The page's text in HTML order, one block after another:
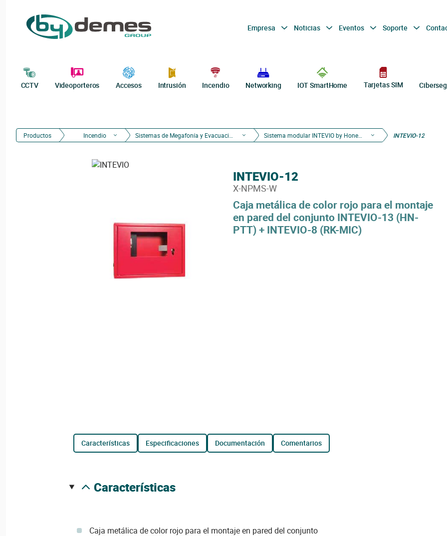
Empresa Noticias Eventos Soporte
CCTV Videoporteros Accesos Intrusión Incendio Networking IOT SmartHome Tarjetas SIM
Productos Incendio INTEVIO-12
Caja metálica de color rojo para el montaje
en pared del conjunto INTEVIO-13 (HN-
PTT) + INTEVIO-8 (RK-MIC)
INTEVIO-12
X-NPMS-W
características especificaciones documentación comentarios
características
Caja metálica de color rojo para el montaje en pared del conjunto